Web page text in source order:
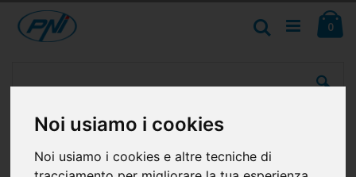
Noi usiamo i cookies
Noi usiamo i cookies e altre tecniche di
Salta
al
contenuto
0
Cerca
galleria
immagini